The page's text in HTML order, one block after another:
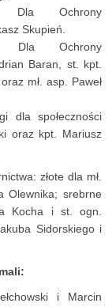
Dla Ochrony
Skupień.
Dla Ochrony
Baran, st. kpt.
mł. asp. Paweł
dla społeczności
oraz kpt. Mariusz
złote dla mł.
Olewnika; srebrne
Kocha i st. ogn.
Sidorskiego i
i Marcin